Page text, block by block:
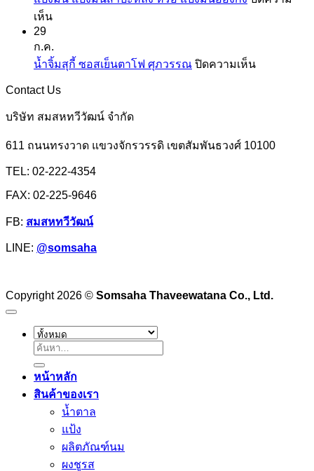
และ
เห็นบน
มัน
แป้ง
มัน
หรือ
ฮ่องกง
29
ก.ค.
น้ำจิ้มสุกี้ ซอสเย็นตาโฟ ศุภวรรณ ปิดความเห็นบน
ซอส
Contact Us
บริษัท สมสหทวีวัฒน์ จำกัด
611 ถนนทรงวาด แขวงจักรวรรดิ เขตสัมพันธวงศ์ 10100
TEL: 02-222-4354
FAX: 02-225-9646
FB: สมสหทวีวัฒน์
LINE: @somsaha
Copyright 2026 © Somsaha Thaveewatana Co., Ltd.
ค้นหา:
หน้าหลัก
สินค้าของเรา
น้ำตาล
แป้ง
ผลิตภัณฑ์นม
ผงชูรส